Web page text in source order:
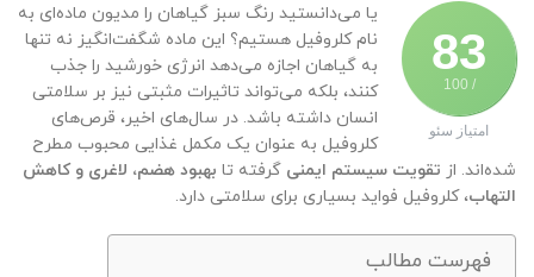
83
/ 100
امتیاز سئو
یا می‌دانستید رنگ سبز گیاهان را مدیون ماده‌ای به
نام کلروفیل هستیم؟ این ماده شگفت‌انگیز نه تنها
به گیاهان اجازه می‌دهد انرژی خورشید را جذب
کنند، بلکه می‌تواند تاثیرات مثبتی نیز بر سلامتی
انسان داشته باشد. در سال‌های اخیر، قرص‌های
کلروفیل به عنوان یک مکمل غذایی محبوب مطرح
شده‌اند. از تقویت سیستم ایمنی گرفته تا بهبود هضم، لاغری و کاهش
التهاب، کلروفیل فواید بسیاری برای سلامتی دارد.
فهرست مطالب